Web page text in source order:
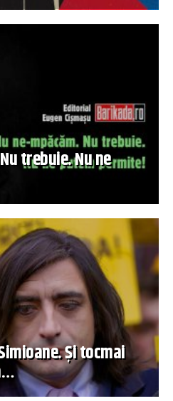
trebuie. Nu ne
Și tocmai